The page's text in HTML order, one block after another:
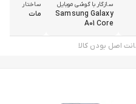
سازگار با گوشی موبایل
Samsung Galaxy
A01 Core
ساختار
مات
اصل بودن کالا